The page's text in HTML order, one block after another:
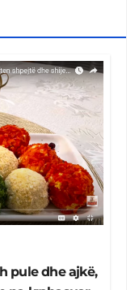
pule dhe ajkë,